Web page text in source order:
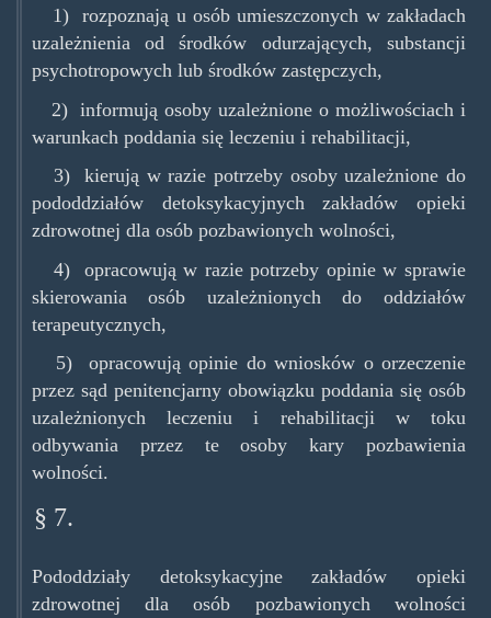
1) rozpoznają u osób umieszczonych w zakładach
uzależnienia od środków odurzających, substancji
psychotropowych lub środków zastępczych,
2) informują osoby uzależnione o możliwościach i
warunkach poddania się leczeniu i rehabilitacji,
3) kierują w razie potrzeby osoby uzależnione do
pododdziałów detoksykacyjnych zakładów opieki
zdrowotnej dla osób pozbawionych wolności,
4) opracowują w razie potrzeby opinie w sprawie
skierowania osób uzależnionych do oddziałów
terapeutycznych,
5) opracowują opinie do wniosków o orzeczenie
przez sąd penitencjarny obowiązku poddania się osób
uzależnionych leczeniu i rehabilitacji w toku
odbywania przez te osoby kary pozbawienia
wolności.
§ 7.
Pododdziały detoksykacyjne zakładów opieki
zdrowotnej dla osób pozbawionych wolności